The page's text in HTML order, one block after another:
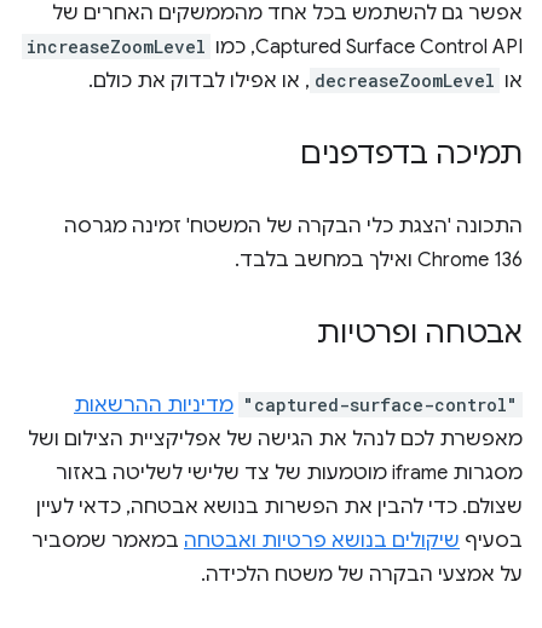
אפשר גם להשתמש בכל אחד מהממשקים האחרים של
Captured Surface Control API, כמו
increaseZoomLevel
או decreaseZoomLevel , או אפילו לבדוק את כולם.
תמיכה בדפדפנים
התכונה 'הצגת כלי הבקרה של המשטח' זמינה מגרסה
Chrome 136 ואילך במחשב בלבד.
אבטחה ופרטיות
"captured-surface-control" מדיניות ההרשאות
מאפשרת לכם לנהל את הגישה של אפליקציית הצילום ושל
מסגרות iframe מוטמעות של צד שלישי לשליטה באזור
שצולם. כדי להבין את הפשרות בנושא אבטחה, כדאי לעיין
בסעיף שיקולים בנושא פרטיות ואבטחה במאמר שמסביר
על אמצעי הבקרה של משטח הלכידה.